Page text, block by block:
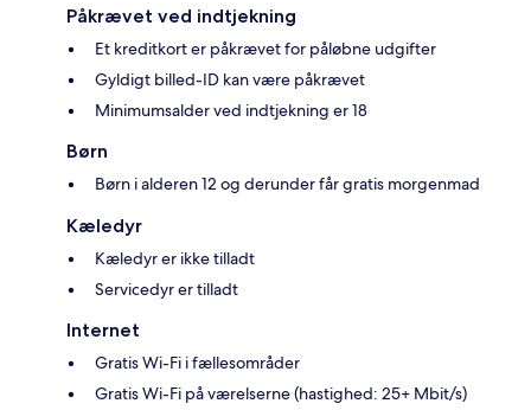
Påkrævet ved indtjekning
Et kreditkort er påkrævet for påløbne udgifter
Gyldigt billed-ID kan være påkrævet
Minimumsalder ved indtjekning er 18
Børn
Børn i alderen 12 og derunder får gratis morgenmad
Kæledyr
Kæledyr er ikke tilladt
Servicedyr er tilladt
Internet
Gratis Wi-Fi i fællesområder
Gratis Wi-Fi på værelserne (hastighed: 25+ Mbit/s)